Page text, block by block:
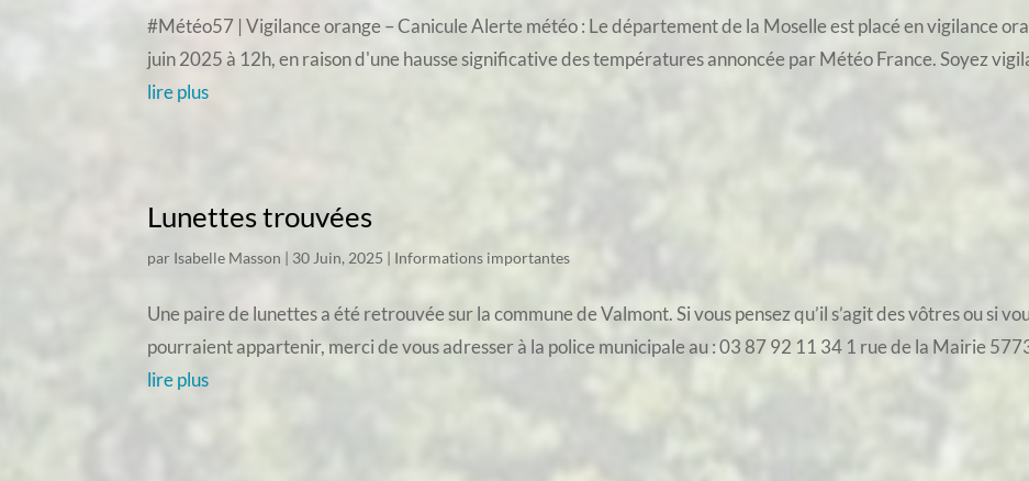
#Météo57 | Vigilance orange – Canicule Alerte météo : Le département de la Moselle est placé en vigilance
juin 2025 à 12h, en raison d'une hausse significative des températures annoncée par Météo France. Soyez
lire plus
Lunettes trouvées
par Isabelle Masson | 30 Juin, 2025 | Informations importantes
Une paire de lunettes a été retrouvée sur la commune de Valmont. Si vous pensez qu’il s’agit des vôtres ou si
pourraient appartenir, merci de vous adresser à la police municipale au : 03 87 92 11 34 1 rue de la Mairie
lire plus